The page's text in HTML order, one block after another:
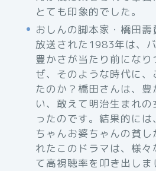
とても印象的でした。
おしんの脚本家・橋田
放送された1983年は、
豊かさが当たり前にな
ぜ、そのような時代に
たのか？橋田さんは、
い、敢えて明治生まれ
ったのです。結果的に
ちゃんお婆ちゃんの貧
れたこのドラマは、様
て高視聴率を叩き出しま